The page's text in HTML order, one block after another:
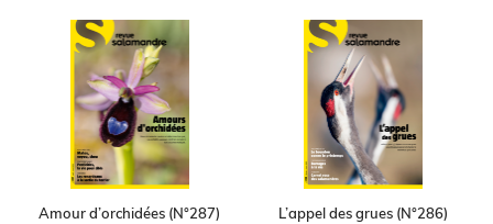
Amour d’orchidées (N°287) L’appel des grues (N°286)